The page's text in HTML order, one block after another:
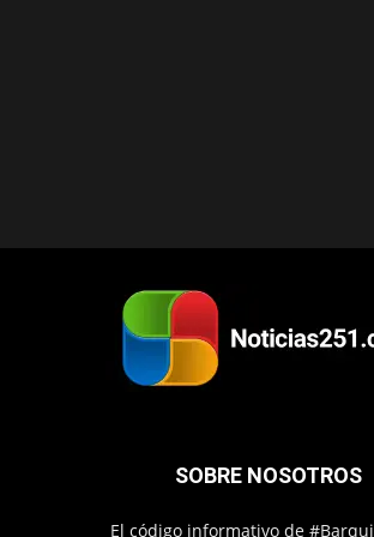
SOBRE NOSOTROS
El código informativo de